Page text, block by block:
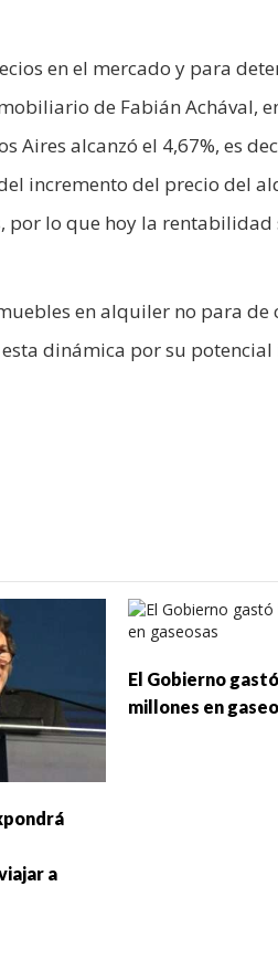
en el mercado y para
de Fabián Achával,
alcanzó el 4,67%, es
incremento del precio del
por lo que hoy la
en alquiler no para de
dinámica por su
a
El Gobierno
millones en